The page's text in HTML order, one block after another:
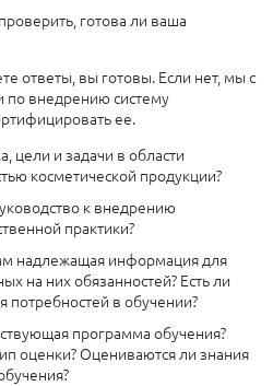
готова ли ваша
ответы, вы готовы. Если нет, мы с
по внедрению систему
ее.
цели и задачи в области
косметической продукции?
к внедрению
практики?
надлежащая информация для
на них обязанностей? Есть ли
в обучении?
программа обучения?
оценки? Оцениваются ли знания